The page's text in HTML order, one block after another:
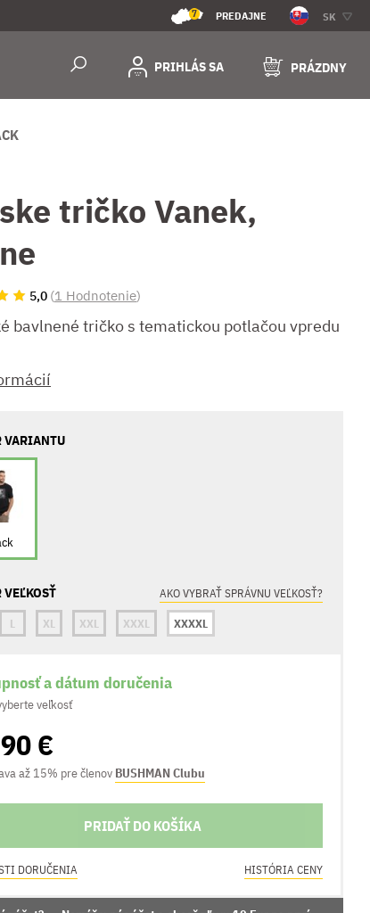
7 PREDAJNE SK
PRIHLÁS SA PRÁZDNY
tričko Vanek,
5,0 (1 Hodnotenie)
bavlnené tričko s tematickou potlačou vpredu
VARIANTU
VEĽKOSŤ
AKO VYBRAŤ SPRÁVNU VEĽKOSŤ?
L XL XXL XXXL XXXXL
a dátum doručenia
veľkosť
€
až 15% pre členov BUSHMAN Clubu
PRIDAŤ DO KOŠÍKA
DORUČENIA HISTÓRIA CENY